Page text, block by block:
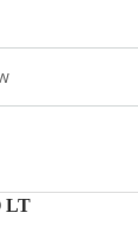
LT